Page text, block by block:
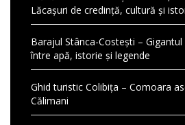
Lăcașuri de credință, cultură și
Barajul Stânca-Costești –
între apă, istorie și legende
Ghid turistic Colibița – Comoara
Călimani